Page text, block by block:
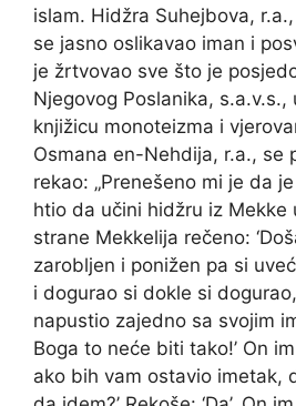
islam. Hidžra Suhejbova,
se jasno oslikavao iman i
je žrtvovao sve što je
Njegovog Poslanika, s.a.v.s.,
knjižicu monoteizma i
Osmana en-Nehdija, r.a., se
rekao: „Prenešeno mi je da
htio da učini hidžru iz Mekke
strane Mekkelija rečeno:
zarobljen i ponižen pa si
i dogurao si dokle si
napustio zajedno sa svojim
Boga to neće biti tako!’ On
ako bih vam ostavio imetak,